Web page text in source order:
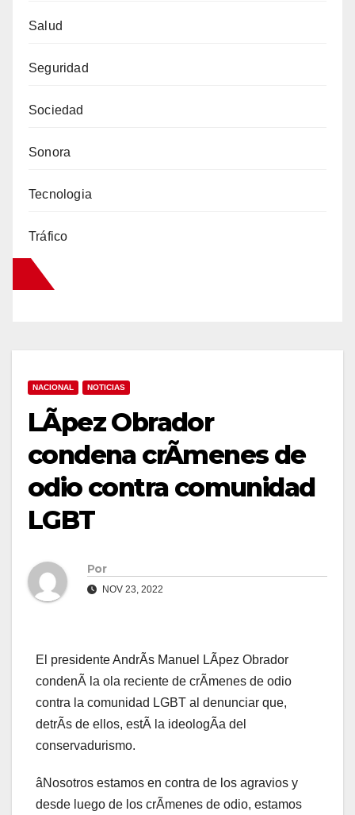
Salud
Seguridad
Sociedad
Sonora
Tecnologia
Tráfico
NACIONAL NOTICIAS
LÃpez Obrador
condena crÃmenes de
odio contra comunidad
LGBT
Por
NOV 23, 2022
El presidente AndrÃs Manuel LÃpez Obrador
condenÃ la ola reciente de crÃmenes de odio
contra la comunidad LGBT al denunciar que,
detrÃs de ellos, estÃ la ideologÃa del
conservadurismo.
âNosotros estamos en contra de los agravios y
desde luego de los crÃmenes de odio, estamos